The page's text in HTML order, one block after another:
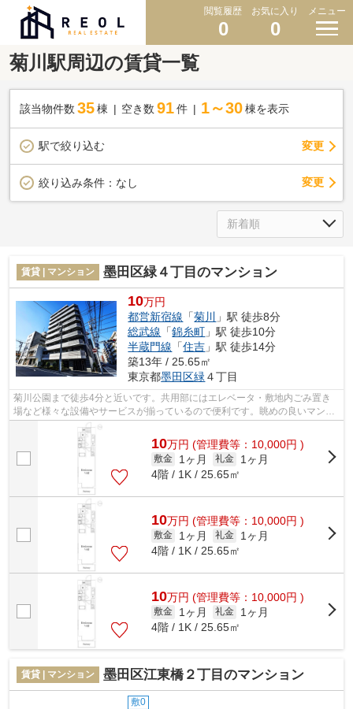
閲覧履歴
0
お気に入り
0
メニュー
菊川駅周辺の賃貸一覧
該当物件数 35棟 空き数 91 件 1～30 棟を表示
駅で絞り込む 変更
絞り込み条件： なし 変更
賃貸 | マンション 墨田区緑４丁目のマンション
10万円
都営新宿線 「菊川
」駅 徒歩8分
総武線 「錦糸町 」駅 徒歩10分
半蔵門線 「住吉 」駅 徒歩14分
築13年 / 25.65㎡
東京都墨田区緑４丁目
菊川公園まで徒歩4分と近いです。共用部にはエレベータ・敷地内ごみ置き
場など様々な設備やサービスが揃っているので便利です。眺めの良いマンシ
ョンです。外観タイル張りなので、年月...
10万円 (管理費等：10,000円 )
敷金 1ヶ月 礼金
1ヶ月
4階 / 1K / 25.65㎡
10万円 (管理費等：10,000円 )
敷金 1ヶ月 礼金
1ヶ月
4階 / 1K / 25.65㎡
10万円 (管理費等：10,000円 )
敷金 1ヶ月 礼金
1ヶ月
4階 / 1K / 25.65㎡
賃貸 | マンション 墨田区江東橋２丁目のマンション
敷0